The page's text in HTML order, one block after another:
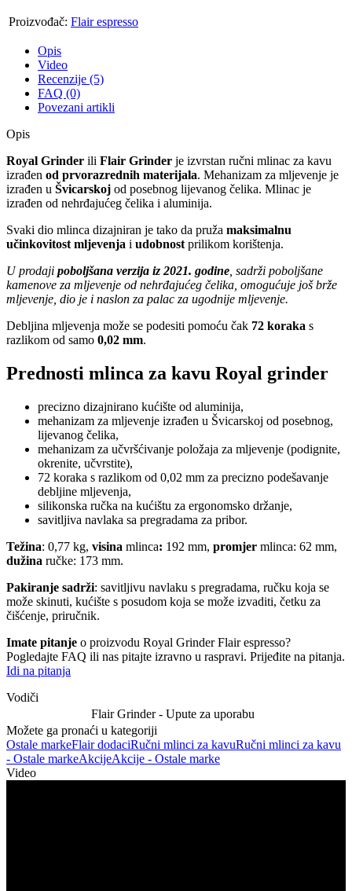
Proizvođač: Flair espresso
Opis
Video
Recenzije (5)
FAQ (0)
Povezani artikli
Opis
Royal Grinder ili Flair Grinder je izvrstan ručni mlinac za kavu
izrađen od prvorazrednih materijala. Mehanizam za mljevenje je
izrađen u Švicarskoj od posebnog lijevanog čelika. Mlinac je
izrađen od nehrđajućeg čelika i aluminija.
Svaki dio mlinca dizajniran je tako da pruža maksimalnu
učinkovitost mljevenja i udobnost prilikom korištenja.
U prodaji poboljšana verzija iz 2021. godine , sadrži poboljšane
kamenove za mljevenje od nehrđajućeg čelika, omogućuje još brže
mljevenje, dio je i naslon za palac za ugodnije mljevenje.
Debljina mljevenja može se podesiti pomoću čak 72 koraka s
razlikom od samo 0,02 mm.
Prednosti mlinca za kavu Royal grinder
precizno dizajnirano kućište od aluminija,
mehanizam za mljevenje izrađen u Švicarskoj od posebnog,
lijevanog čelika,
mehanizam za učvršćivanje položaja za mljevenje (podignite,
okrenite, učvrstite),
72 koraka s razlikom od 0,02 mm za precizno podešavanje
debljine mljevenja,
silikonska ručka na kućištu za ergonomsko držanje,
savitljiva navlaka sa pregradama za pribor.
Težina: 0,77 kg, visina mlinca: 192 mm, promjer mlinca: 62 mm,
dužina ručke: 173 mm.
Pakiranje sadrži: savitljivu navlaku s pregradama, ručku koja se
može skinuti, kućište s posudom koja se može izvaditi, četku za
čišćenje, priručnik.
Imate pitanje o proizvodu Royal Grinder Flair espresso?
Pogledajte FAQ ili nas pitajte izravno u raspravi. Prijeđite na pitanja.
Idi na pitanja
Vodiči
Flair Grinder - Upute za uporabu
Možete ga pronaći u kategoriji
Ostale markeFlair dodaciRučni mlinci za kavuRučni mlinci za kavu
- Ostale markeAkcijeAkcije - Ostale marke
Video